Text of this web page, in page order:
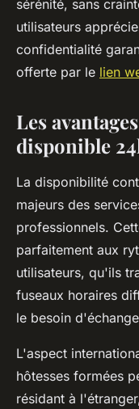
sérénité, sans
utilisateurs
confidentialité
offerte par le lien
Les
disponible
La disponibilité
majeurs des
professionnels.
parfaitement aux
utilisateurs, qu'ils
fuseaux horaires
le besoin
L'aspect
hôtesses formées
résidant à